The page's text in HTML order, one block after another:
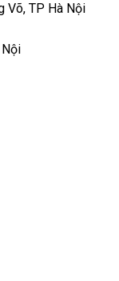
Võ, TP Hà Nội